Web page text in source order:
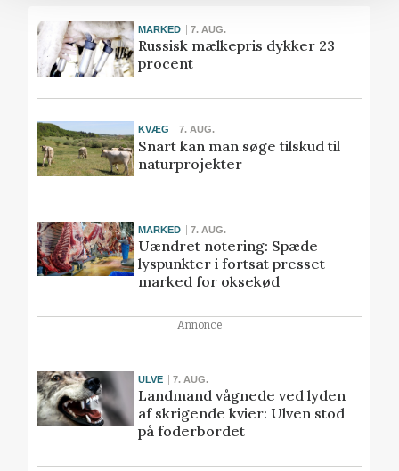
MARKED 7. AUG.
Russisk mælkepris dykker 23
procent
KVÆG 7. AUG.
Snart kan man søge tilskud til
naturprojekter
MARKED 7. AUG.
Uændret notering: Spæde
lyspunkter i fortsat presset
marked for oksekød
Annonce
ULVE 7. AUG.
Landmand vågnede ved lyden
af skrigende kvier: Ulven stod
på foderbordet